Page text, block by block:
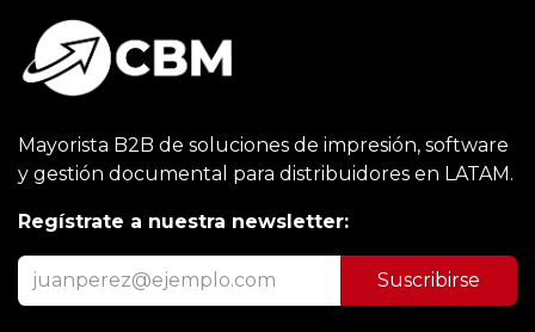
Mayorista B2B de soluciones de impresión, software
y gestión documental para distribuidores en LATAM.
Regístrate a nuestra newsletter:
Suscribirse